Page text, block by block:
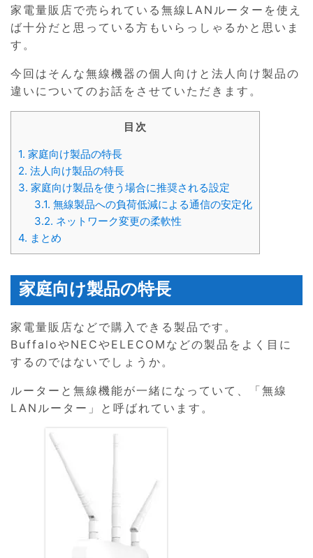
家電量販店で売られている無線LANルーターを使え
ば十分だと思っている方もいらっしゃるかと思いま
す。
今回はそんな無線機器の個人向けと法人向け製品の
違いについてのお話をさせていただきます。
目次
1. 家庭向け製品の特長
2. 法人向け製品の特長
3. 家庭向け製品を使う場合に推奨される設定
3.1. 無線製品への負荷低減による通信の安定化
3.2. ネットワーク変更の柔軟性
4. まとめ
家庭向け製品の特長
家電量販店などで購入できる製品です。
BuffaloやNECやELECOMなどの製品をよく目に
するのではないでしょうか。
ルーターと無線機能が一緒になっていて、「無線
LANルーター」と呼ばれています。